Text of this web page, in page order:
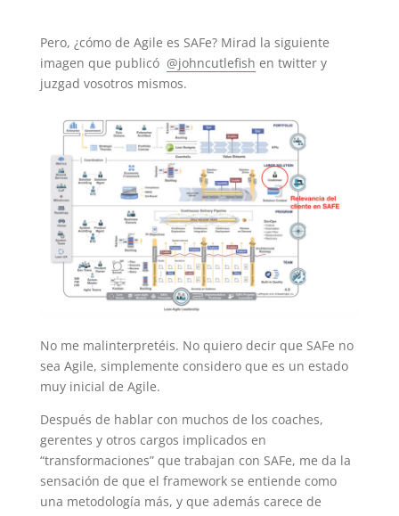
Pero, ¿cómo de Agile es SAFe? Mirad la siguiente
imagen que publicó @johncutlefish en twitter y
juzgad vosotros mismos.
No me malinterpretéis. No quiero decir que SAFe no
sea Agile, simplemente considero que es un estado
muy inicial de Agile.
Después de hablar con muchos de los coaches,
gerentes y otros cargos implicados en
“transformaciones” que trabajan con SAFe, me da la
sensación de que el framework se entiende como
una metodología más, y que además carece de